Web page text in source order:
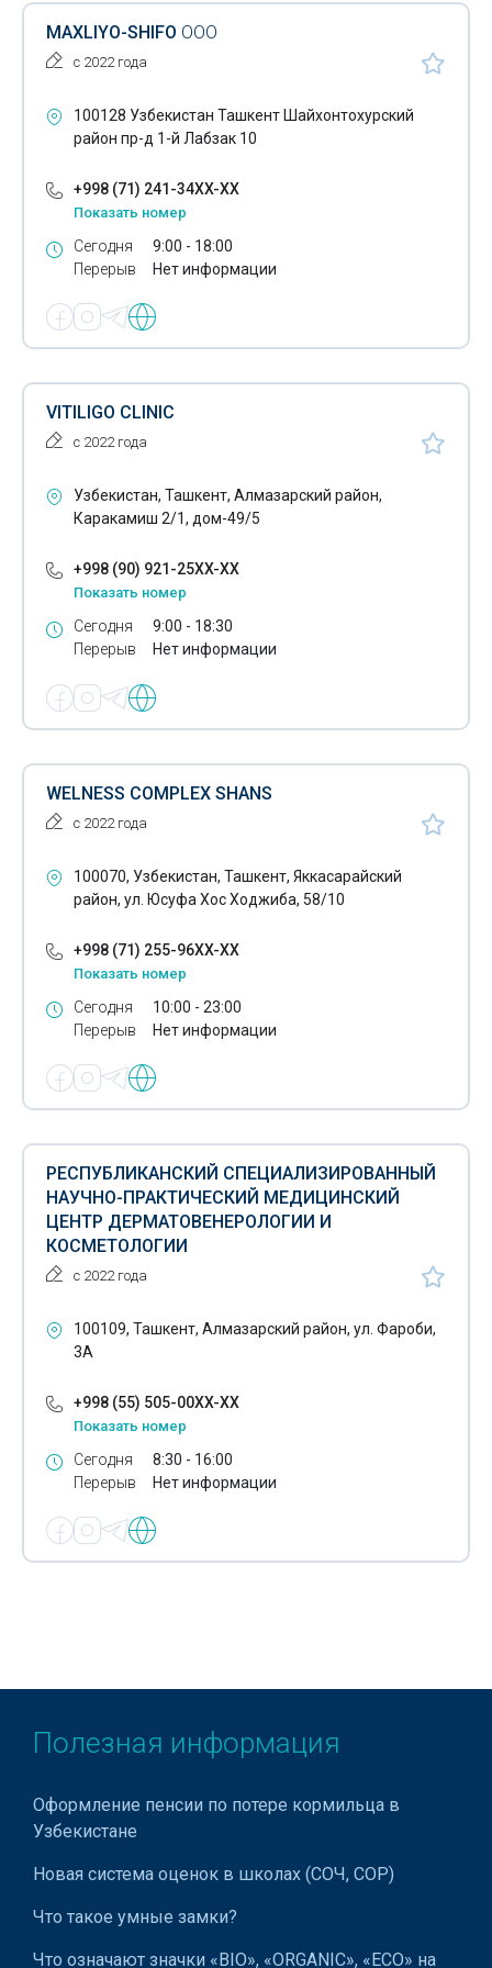
Лечение межпозвоночных грыж
Лечение онкологии
Лечение пчелами
Лечение ревматических заболеваний
Лечение табакокурения
Лечение турманиевой керамикой
Лечение эпилепсии
Липосакция
Маммография
Маммолог
Медицина - диагностика
Медицина внедренческая
Медицинская промышленность
Медицинская реабилитация
Медицинские лаборатории
Медицинские расходные материалы
Мезотерапия
Лечение миастении
Микротоковая рефлексотерапия
Наркологи
Невролог
Невропатолог
Лечение нейропатии
Нейропсихологическая диагностика
Оборудование для дезинфекции
Озонотерапия
Операции при ожирении
Педиатр
Пересадка волос
Плазмолифтинг
Пластическая хирургия
Лечение полинейропатии
Полисомнография
MAXLIYO-SHIFO ООО
с 2022 года
100128 Узбекистан Ташкент Шайхонтохурский
район пр-д 1-й Лабзак 10
+998 (71) 241-34XX-XX
Показать номер
Сегодня
Перерыв
9:00 - 18:00
Нет информации
VITILIGO CLINIC
с 2022 года
Узбекистан, Ташкент, Алмазарский район,
Каракамиш 2/1, дом-49/5
+998 (90) 921-25XX-XX
Показать номер
Сегодня
Перерыв
9:00 - 18:30
Нет информации
WELNESS COMPLEX SHANS
с 2022 года
100070, Узбекистан, Ташкент, Яккасарайский
район, ул. Юсуфа Хос Ходжиба, 58/10
+998 (71) 255-96XX-XX
Показать номер
Сегодня
Перерыв
10:00 - 23:00
Нет информации
РЕСПУБЛИКАНСКИЙ СПЕЦИАЛИЗИРОВАННЫЙ
НАУЧНО-ПРАКТИЧЕСКИЙ МЕДИЦИНСКИЙ
ЦЕНТР ДЕРМАТОВЕНЕРОЛОГИИ И
КОСМЕТОЛОГИИ
с 2022 года
100109, Ташкент, Алмазарский район, ул. Фароби,
3А
+998 (55) 505-00XX-XX
Показать номер
Сегодня
Перерыв
8:30 - 16:00
Нет информации
Полезная информация
Оформление пенсии по потере кормильца в
Узбекистане
Новая система оценок в школах (СОЧ, СОР)
Что такое умные замки?
Что означают значки «BIO», «ORGANIC», «ECO» на